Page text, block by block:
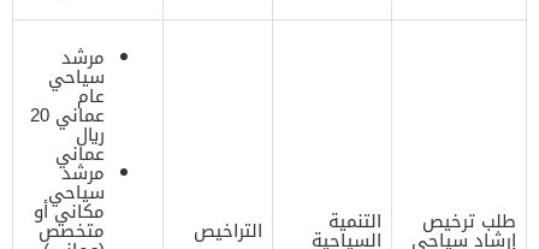
طلب ترخيص
إرشاد سياحي
التنمية
السياحية التراخيص
مرشد
سياحي
عام
عماني 20
ريال
عماني
مرشد
سياحي
مكاني أو
متخصص